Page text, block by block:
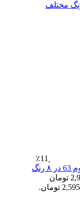
٪11
قیمت اصلی: 2,900,000 تومان